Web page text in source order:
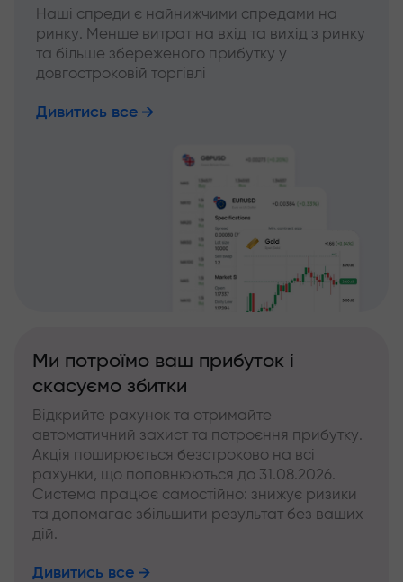
Наші спреди є найнижчими спредами на
ринку. Менше витрат на вхід та вихід з ринку
та більше збереженого прибутку у
довгостроковій торгівлі
Дивитись все
Ми потроїмо ваш прибуток і
скасуємо збитки
Відкрийте рахунок та отримайте
автоматичний захист та потроєння прибутку.
Акція поширюється безстроково на всі
рахунки, що поповнюються до 31.08.2026.
Система працює самостійно: знижує ризики
та допомагає збільшити результат без ваших
дій.
Дивитись все